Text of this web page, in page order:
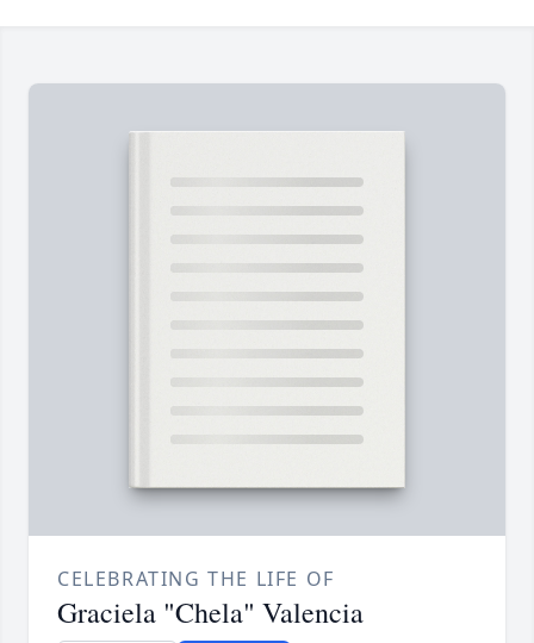
CELEBRATING THE LIFE OF
Graciela "Chela" Valencia